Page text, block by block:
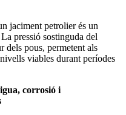
jaciment petrolier és un
pressió sostinguda del
dels pous, permetent als
viables durant períodes
corrosió i